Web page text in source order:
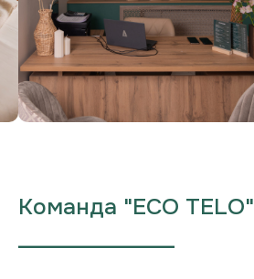
Команда "ECO TELO"
___________________